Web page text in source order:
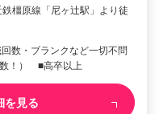
橿原線「尼ヶ辻駅」より徒
数・ブランクなど一切不問
数！） ■高卒以上
を見る